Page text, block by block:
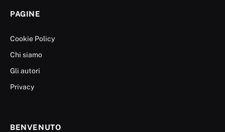
PAGINE
Cookie Policy
Chi siamo
Gli autori
Privacy
BENVENUTO